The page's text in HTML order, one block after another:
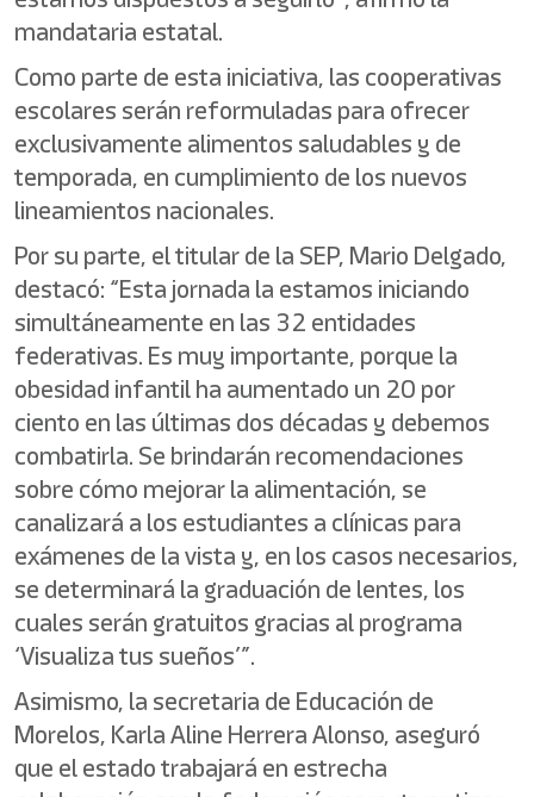
mandataria estatal.
Como parte de esta iniciativa, las cooperativas
escolares serán reformuladas para ofrecer
exclusivamente alimentos saludables y de
temporada, en cumplimiento de los nuevos
lineamientos nacionales.
Por su parte, el titular de la SEP, Mario Delgado,
destacó: “Esta jornada la estamos iniciando
simultáneamente en las 32 entidades
federativas. Es muy importante, porque la
obesidad infantil ha aumentado un 20 por
ciento en las últimas dos décadas y debemos
combatirla. Se brindarán recomendaciones
sobre cómo mejorar la alimentación, se
canalizará a los estudiantes a clínicas para
exámenes de la vista y, en los casos necesarios,
se determinará la graduación de lentes, los
cuales serán gratuitos gracias al programa
‘Visualiza tus sueños’”.
Asimismo, la secretaria de Educación de
Morelos, Karla Aline Herrera Alonso, aseguró
que el estado trabajará en estrecha